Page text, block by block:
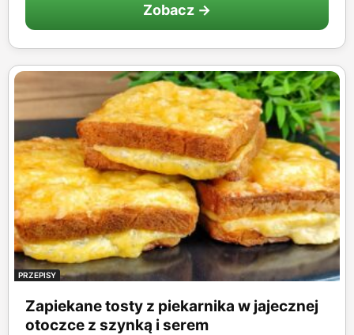
Zobacz →
PRZEPISY
Zapiekane tosty z piekarnika w jajecznej
otoczce z szynką i serem